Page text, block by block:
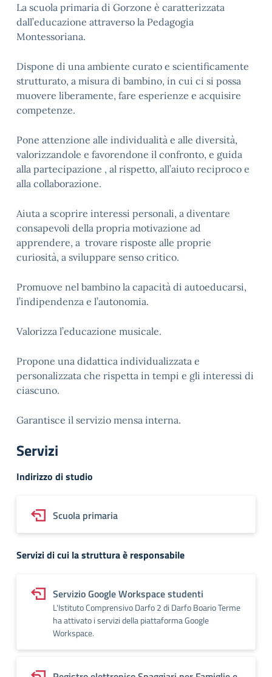
La scuola primaria di Gorzone è caratterizzata
dall’educazione attraverso la Pedagogia
Montessoriana.
Dispone di una ambiente curato e scientificamente
strutturato, a misura di bambino, in cui ci si possa
muovere liberamente, fare esperienze e acquisire
competenze.
Pone attenzione alle individualità e alle diversità,
valorizzandole e favorendone il confronto, e guida
alla partecipazione , al rispetto, all’aiuto reciproco e
alla collaborazione.
Aiuta a scoprire interessi personali, a diventare
consapevoli della propria motivazione ad
apprendere, a trovare risposte alle proprie
curiosità, a sviluppare senso critico.
Promuove nel bambino la capacità di autoeducarsi,
l’indipendenza e l’autonomia.
Valorizza l’educazione musicale.
Propone una didattica individualizzata e
personalizzata che rispetta in tempi e gli interessi di
ciascuno.
Garantisce il servizio mensa interna.
Servizi
Indirizzo di studio
Scuola primaria
Servizi di cui la struttura è responsabile
Servizio Google Workspace studenti
L'Istituto Comprensivo Darfo 2 di Darfo Boario Terme
ha attivato i servizi della piattaforma Google
Workspace.